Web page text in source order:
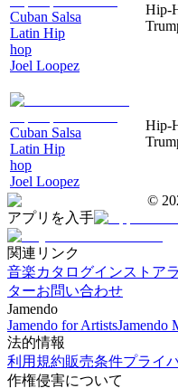
Cuban Salsa
Latin Hip
hop
Joel Loopez
Hip-
Cuban Salsa
Latin Hip
hop
Joel Loopez
Hip-
©
アプリを入手
関連リンク
音楽カタログインストア
ターお問い合わせ
Jamendo
Jamendo for ArtistsJamendo
法的情報
利用規約販売条件プライ
作権侵害について